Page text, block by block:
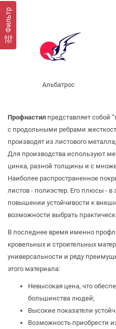
Фильтр
Альбатрос
Профнастил представляет собой
с продольными ребрами
производят из листового
Для производства используют
цинка, разной толщины и с
Наиболее распространенное
листов - полиэстер. Его плюсы -
повышении устойчивости к
возможности выбрать
В последнее время именно
кровельных и строительных
универсальности и ряду
этого материала:
Невысокая цена, что
большинства людей;
Высокие показатели
Возможность приобрести